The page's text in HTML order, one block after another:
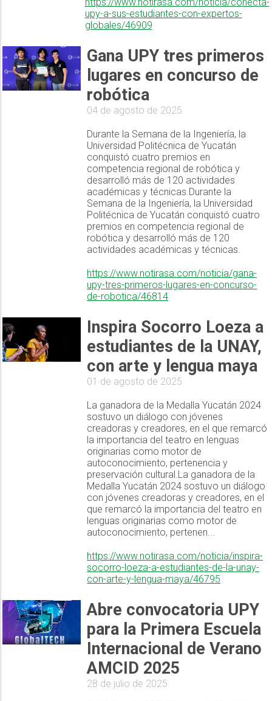
upy-a-sus-estudiantes-con-expertos-
globales/46909
Gana UPY tres primeros
lugares en concurso de
robótica
04 de agosto de 2025
Durante la Semana de la Ingeniería, la
Universidad Politécnica de Yucatán
conquistó cuatro premios en
competencia regional de robótica y
desarrolló más de 120 actividades
académicas y técnicas.Durante la
Semana de la Ingeniería, la Universidad
Politécnica de Yucatán conquistó cuatro
premios en competencia regional de
robótica y desarrolló más de 120
actividades académicas y técnicas.
https://www.notirasa.com/noticia/gana-
upy-tres-primeros-lugares-en-concurso-
de-robotica/46814
Inspira Socorro Loeza a
estudiantes de la UNAY,
con arte y lengua maya
01 de agosto de 2025
La ganadora de la Medalla Yucatán 2024
sostuvo un diálogo con jóvenes
creadoras y creadores, en el que remarcó
la importancia del teatro en lenguas
originarias como motor de
autoconocimiento, pertenencia y
preservación cultural.La ganadora de la
Medalla Yucatán 2024 sostuvo un diálogo
con jóvenes creadoras y creadores, en el
que remarcó la importancia del teatro en
lenguas originarias como motor de
autoconocimiento, pertenen...
https://www.notirasa.com/noticia/inspira-
socorro-loeza-a-estudiantes-de-la-unay-
con-arte-y-lengua-maya/46795
Abre convocatoria UPY
para la Primera Escuela
Internacional de Verano
AMCID 2025
28 de julio de 2025